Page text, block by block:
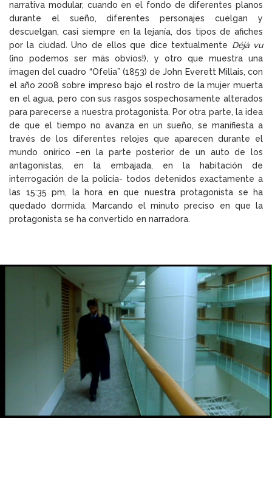
narrativa modular, cuando en el fondo de diferentes planos
durante el sueño, diferentes personajes cuelgan y
descuelgan, casi siempre en la lejanía, dos tipos de afiches
por la ciudad. Uno de ellos que dice textualmente Déjà vu
(¡no podemos ser más obvios!), y otro que muestra una
imagen del cuadro “Ofelia” (1853) de John Everett Millais, con
el año 2008 sobre impreso bajo el rostro de la mujer muerta
en el agua, pero con sus rasgos sospechosamente alterados
para parecerse a nuestra protagonista. Por otra parte, la idea
de que el tiempo no avanza en un sueño, se manifiesta a
través de los diferentes relojes que aparecen durante el
mundo onírico –en la parte posterior de un auto de los
antagonistas, en la embajada, en la habitación de
interrogación de la policía- todos detenidos exactamente a
las 15:35 pm, la hora en que nuestra protagonista se ha
quedado dormida. Marcando el minuto preciso en que la
protagonista se ha convertido en narradora.